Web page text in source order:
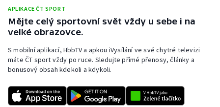
APLIKACE ČT SPORT
Mějte celý sportovní svět vždy u sebe i na
velké obrazovce.
S mobilní aplikací, HbbTV a apkou iVysílání ve své chytré televizi
máte ČT sport vždy po ruce. Sledujte přímé přenosy, články a
bonusový obsah kdekoli a kdykoli.